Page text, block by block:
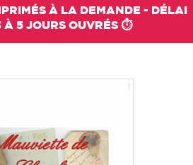
À LA DEMANDE - DÉLAI
À 5 JOURS OUVRÉS ⏱️